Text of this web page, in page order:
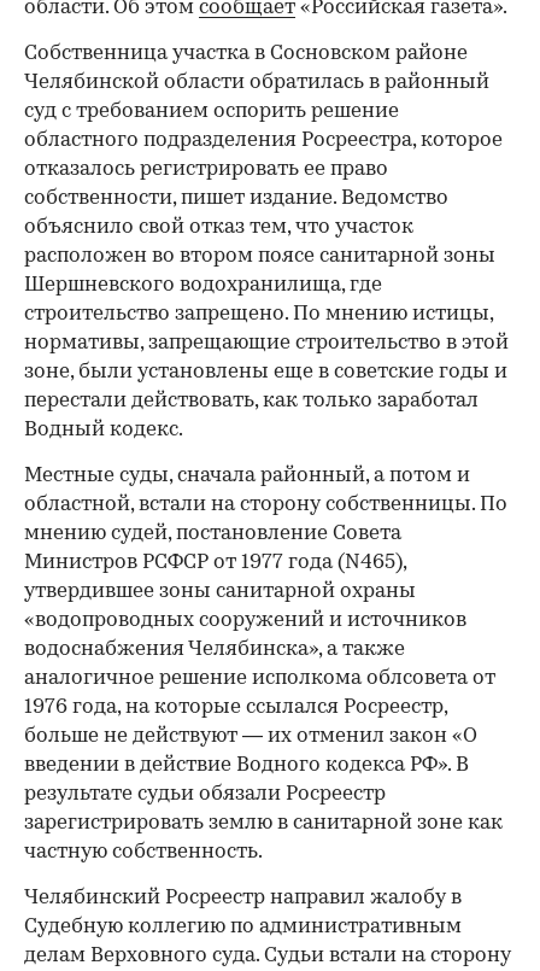
области. Об этом сообщает «Российская газета».
Собственница участка в Сосновском районе
Челябинской области обратилась в районный
суд с требованием оспорить решение
областного подразделения Росреестра, которое
отказалось регистрировать ее право
собственности, пишет издание. Ведомство
объяснило свой отказ тем, что участок
расположен во втором поясе санитарной зоны
Шершневского водохранилища, где
строительство запрещено. По мнению истицы,
нормативы, запрещающие строительство в этой
зоне, были установлены еще в советские годы и
перестали действовать, как только заработал
Водный кодекс.
Местные суды, сначала районный, а потом и
областной, встали на сторону собственницы. По
мнению судей, постановление Совета
Министров РСФСР от 1977 года (N465),
утвердившее зоны санитарной охраны
«водопроводных сооружений и источников
водоснабжения Челябинска», а также
аналогичное решение исполкома облсовета от
1976 года, на которые ссылался Росреестр,
больше не действуют — их отменил закон «О
введении в действие Водного кодекса РФ». В
результате судьи обязали Росреестр
зарегистрировать землю в санитарной зоне как
частную собственность.
Челябинский Росреестр направил жалобу в
Судебную коллегию по административным
делам Верховного суда. Судьи встали на сторону